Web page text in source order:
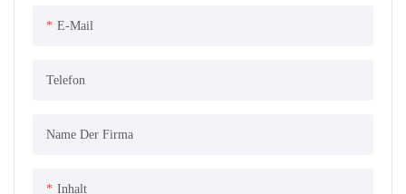
E-Mail
Telefon
Name Der Firma
Inhalt